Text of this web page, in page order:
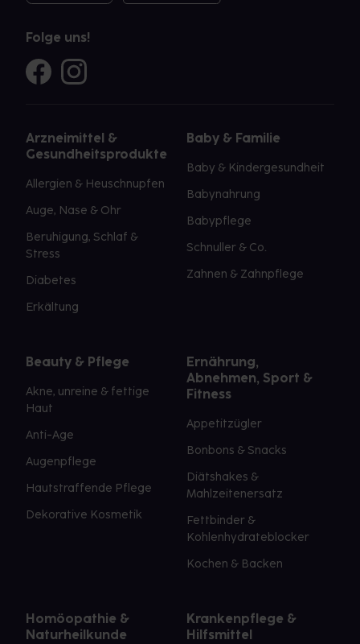
Folge uns!
Arzneimittel &
Gesundheitsprodukte
Allergien & Heuschnupfen
Auge, Nase & Ohr
Beruhigung, Schlaf &
Stress
Diabetes
Erkältung
Baby & Familie
Baby & Kindergesundheit
Babynahrung
Babypflege
Schnuller & Co.
Zahnen & Zahnpflege
Beauty & Pflege
Akne, unreine & fettige
Haut
Anti-Age
Augenpflege
Hautstraffende Pflege
Dekorative Kosmetik
Ernährung,
Abnehmen, Sport &
Fitness
Appetitzügler
Bonbons & Snacks
Diätshakes &
Mahlzeitenersatz
Fettbinder &
Kohlenhydrateblocker
Kochen & Backen
Homöopathie &
Naturheilkunde
Krankenpflege &
Hilfsmittel